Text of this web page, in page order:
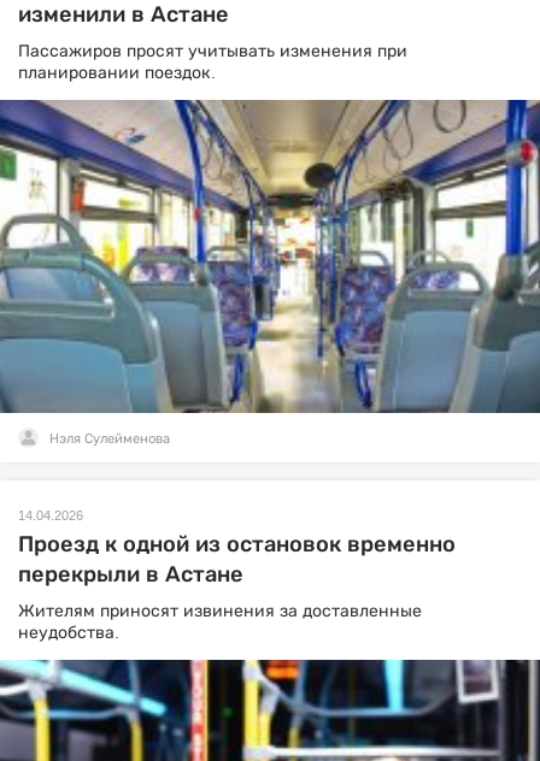
изменили в Астане
Пассажиров просят учитывать изменения при
планировании поездок.
Нэля Сулейменова
14.04.2026
Проезд к одной из остановок временно
перекрыли в Астане
Жителям приносят извинения за доставленные
неудобства.